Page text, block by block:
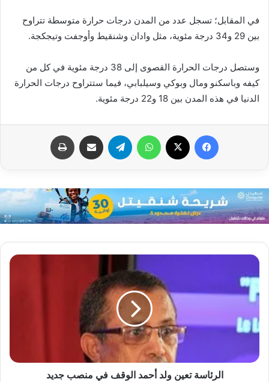
في المقابل؛ تسجل عدد من المدن درجات حرارة متوسطة تتراوح
بين 29 و34 درجة مئوية، مثل وادان وشنقيط وأوجفت وتيجكجة.
وستصل درجات الحرارة القصوى إلى 38 درجة مئوية في كل من
كيفه وباسكنو ومال وبوكي وسيلبابي، فيما ستتراوح درجات الحرارة
الدنيا في هذه المدن بين 18 و22 درجة مئوية.
فيسبوك واتساب تيلقرام مشاركة عبر البريد
الرئاسة تعين ولد أحمد الوقف في منصب جديد